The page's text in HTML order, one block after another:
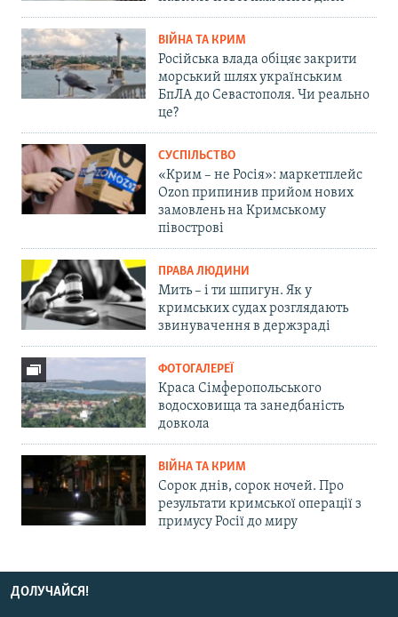
ВІЙНА ТА КРИМ
Російська влада обіцяє закрити
морський шлях українським
БпЛА до Севастополя. Чи реально
це?
СУСПІЛЬСТВО
«Крим – не Росія»: маркетплейс
Ozon припинив прийом нових
замовлень на Кримському
півострові
ПРАВА ЛЮДИНИ
Мить – і ти шпигун. Як у
кримських судах розглядають
звинувачення в держзраді
ФОТОГАЛЕРЕЇ
Краса Сімферопольського
водосховища та занедбаність
довкола
ВІЙНА ТА КРИМ
Сорок днів, сорок ночей. Про
результати кримської операції з
примусу Росії до миру
ДОЛУЧАЙСЯ!